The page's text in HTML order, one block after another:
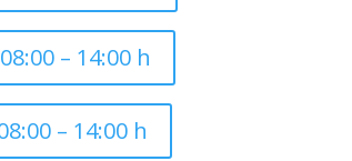
– 14:00 h
– 14:00 h